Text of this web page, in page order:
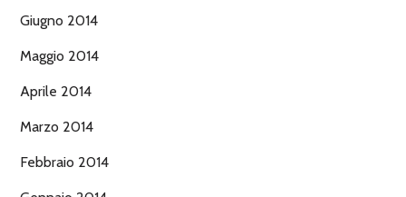
Giugno 2014
Maggio 2014
Aprile 2014
Marzo 2014
Febbraio 2014